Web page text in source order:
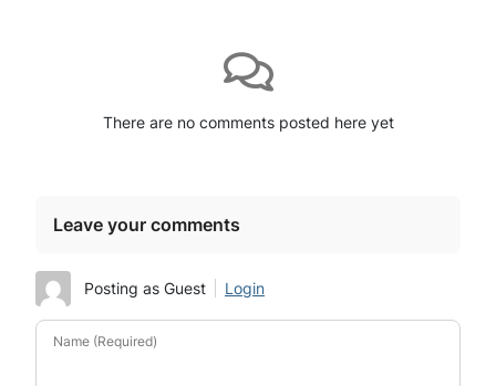
There are no comments posted here yet
Leave your comments
Posting as Guest Login
Name (Required)